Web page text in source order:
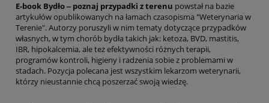
E-book Bydło ‒ poznaj przypadki z terenu powstał na bazie
artykułów opublikowanych na łamach czasopisma "Weterynaria w
Terenie". Autorzy poruszyli w nim tematy dotyczące przypadków
własnych, w tym chorób bydła takich jak: ketoza, BVD, mastitis,
IBR, hipokalcemia, ale też efektywności różnych terapii,
programów kontroli, higieny i radzenia sobie z problemami w
stadach. Pozycja polecana jest wszystkim lekarzom weterynarii,
którzy nieustannie chcą poszerzać swoją wiedzę.